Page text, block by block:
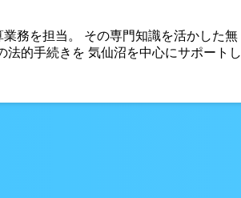
務を担当。 その専門知識を活かした無
的手続きを 気仙沼を中心にサポートし